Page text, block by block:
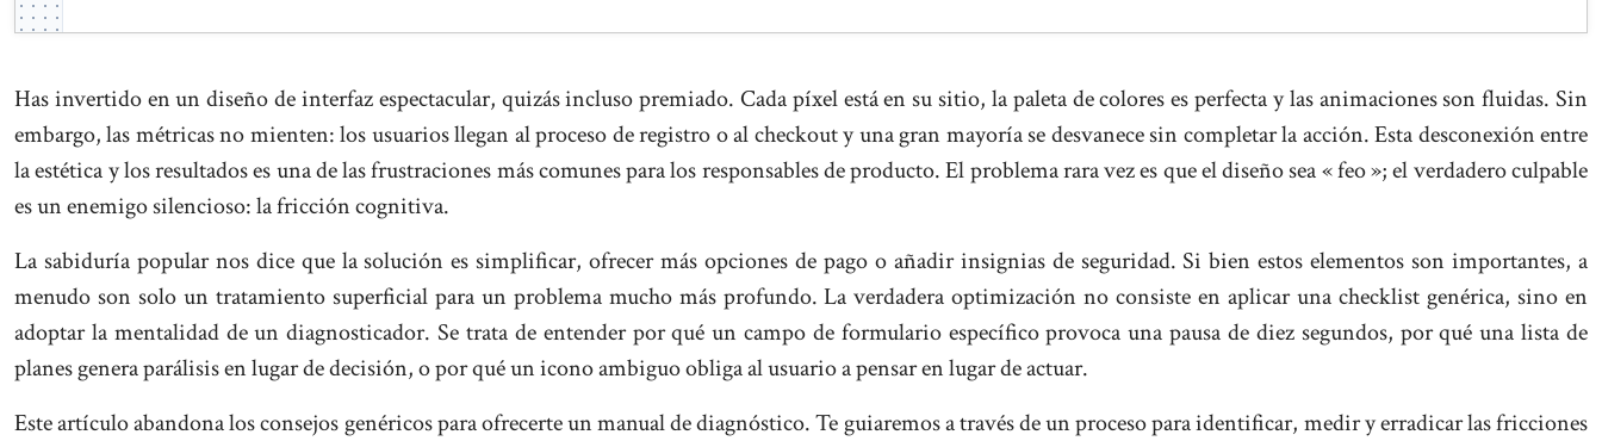
Has invertido en un diseño de interfaz espectacular, quizás incluso premiado. Cada píxel está en su sitio, la paleta de colores es perfecta y las animaciones son fluidas. Sin
embargo, las métricas no mienten: los usuarios llegan al proceso de registro o al checkout y una gran mayoría se desvanece sin completar la acción. Esta desconexión entre
la estética y los resultados es una de las frustraciones más comunes para los responsables de producto. El problema rara vez es que el diseño sea « feo »; el verdadero culpable
es un enemigo silencioso: la fricción cognitiva.
La sabiduría popular nos dice que la solución es simplificar, ofrecer más opciones de pago o añadir insignias de seguridad. Si bien estos elementos son importantes, a
menudo son solo un tratamiento superficial para un problema mucho más profundo. La verdadera optimización no consiste en aplicar una checklist genérica, sino en
adoptar la mentalidad de un diagnosticador. Se trata de entender por qué un campo de formulario específico provoca una pausa de diez segundos, por qué una lista de
planes genera parálisis en lugar de decisión, o por qué un icono ambiguo obliga al usuario a pensar en lugar de actuar.
Este artículo abandona los consejos genéricos para ofrecerte un manual de diagnóstico. Te guiaremos a través de un proceso para identificar, medir y erradicar las fricciones